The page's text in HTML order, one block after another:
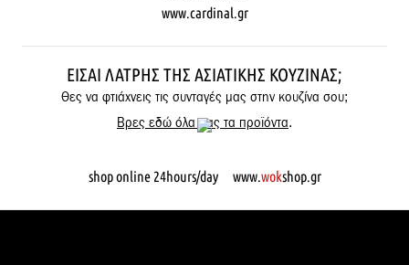
www.cardinal.gr
ΕΊΣΑΙ ΛΆΤΡΗΣ ΤΗΣ ΑΣΙΑΤΙΚΉΣ ΚΟΥΖΊΝΑΣ;
Θες να φτιάχνεις τις συνταγές μας στην κουζίνα σου;
Βρες εδώ όλα μας τα προϊόντα.
shop online 24hours/day www.wokshop.gr